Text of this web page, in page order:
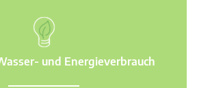
und Energieverbrauch